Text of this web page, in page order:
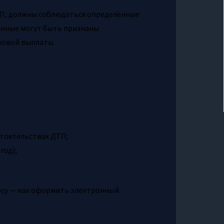
должны соблюдаться определённые
могут быть признаны
выплаты.
ДТП;
— как оформить электронный